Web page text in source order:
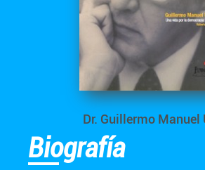
Dr. Guillermo Manuel
Biografía